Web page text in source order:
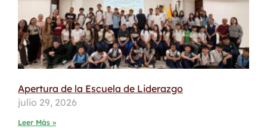
Apertura de la Escuela de Liderazgo
julio 29, 2026
Leer Más »